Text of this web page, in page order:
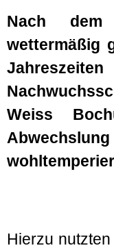
Nach dem
wettermäßig
Weiss
Hierzu